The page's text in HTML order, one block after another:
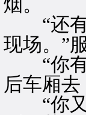
烟。
“还有
现场。”
“你有
后车厢
“你又